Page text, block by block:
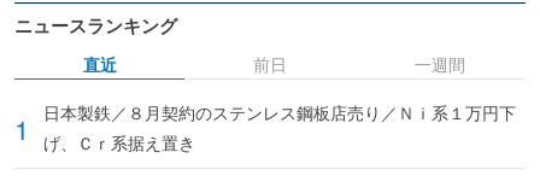
ニュースランキング
直近
日本製鉄／８月契約のステンレス鋼板店売り／Ｎｉ系１万円下
げ、Ｃｒ系据え置き
前日 一週間